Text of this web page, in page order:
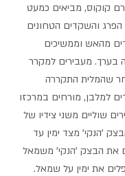
קוקוס, מביאים כמעט
והשקדים הטחונים
מהאש וממשיכים
בערך. מעבירים למקרר
שהמלית התקררה
למלבן, מורחים במרכזו
שוליים משני צידיו של
'הנקי' מצד ימין עד
את הבצק 'הנקי' משמאל
את ימין על שמאל.